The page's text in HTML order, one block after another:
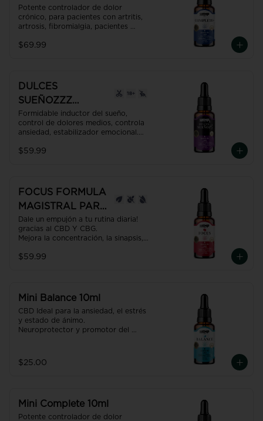
MAGISTRAL PARA
EL DOLOR 30ml
Potente controlador de dolor
crónico, para pacientes con artritis,
artrosis, fibromialgia, pacientes
Contiene además propiedades
bloqueo arterial.
Producto con NANO TECNOLOGÍA,
efecto hasta 7 veces más efectivo y
rápido que uno normal.
$69.99
DULCES
SUEÑOZZZ
FORMULA
MAGISTRAR
INSOMNIO 30ml
Formidable inductor del sueño,
control de dolores medios, controla
ansiedad, estabilizador emocional.
renovador gracias al CBD + CBN.
$59.99
FOCUS FORMULA
MAGISTRAL PARA
LA
CONCENTRACIÓN
Dale un empujón a tu rutina diaria!
gracias al CBD Y CBG.
Mejora la concentración, la sinapsis,
neuroprotector, coadyuvante para
rápido que uno normal.
$59.99
Mini Balance 10ml
CBD Ideal para la ansiedad, el estrés
y estado de ánimo.
Neuroprotector y promotor del
USO RECOMENDADO: Una gota por
cada 2 Kgs de peso.
$25.00
Mini Complete 10ml
Potente controlador de dolor